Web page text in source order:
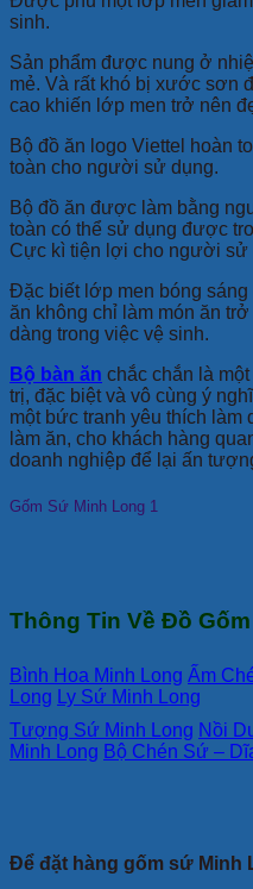
sinh.
Sản phẩm được nung ở
mẻ. Và rất khó bị xước sơn
cao khiến lớp men trở nên
Bộ đồ ăn logo Viettel hoàn
toàn cho người sử dụng.
Bộ đồ ăn được làm bằng
toàn có thể sử dụng được
Cực kì tiện lợi cho người sử
Đặc biết lớp men bóng
ăn không chỉ làm món ăn
dàng trong việc vệ sinh.
Bộ bàn ăn chắc chắn là
trị, đặc biệt và vô cùng ý
một bức tranh yêu thích làm
làm ăn, cho khách hàng
doanh nghiệp để lại ấn
Gốm Sứ Minh Long 1
Thông Tin Về Đồ
Bình Hoa Minh Long Ấm
Long Ly Sứ Minh Long
Tượng Sứ Minh Long Nồi
Minh Long Bộ Chén Sứ –
Để đặt hàng gốm sứ Minh